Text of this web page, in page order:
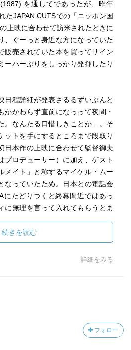
に懐かしさ。
った。
て、家の居間なんかも雑然として
っていた。
グマンガのモブのおばちゃんばか
はなきステレオタイプ。現代の画
たいなドラマではない、あの時代
代も続いていて、なんだか胸が締
だった。
を通してであったが、昨年
たJAPAN CUTSでの「ニッポン国
上映に合わせて訪米されたときに
、ぐーっと身近な方になっていた
販売されていた本を買ってサイン
ーハーぶりをしっかり発揮したり
日程詳細が発表さるるずいぶんと
かかわらず直前になっって夜間・
。なんたる口惜しきことか…。そ
ットを手にするところまで段取り
日本作の上映に合わせて監督御夫
プロデューサー）に加え、ゲスト
メイト」と称するマイケル・ムー
なっていたため。日本との電話会
にたどりつくと終幕間近ではあっ
に無理を言って入れてもらうとま
名度もあってかSOLD OUT満員で
席に座って目的のQ&Aセッション
答えが印象に残る。
う言葉に対してなにかやわらかな
った。それゆえ『ゆきゆきて』と
続きを読む
詳細をみる
フォロー